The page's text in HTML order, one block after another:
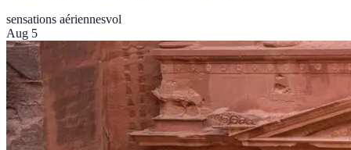
sensations aériennesvol
Aug 5